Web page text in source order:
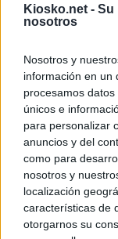
Kiosko.net - Su
nosotros
Nosotros y
información en un
procesamos
únicos e
para personalizar
anuncios y del
como para
nosotros y
localización
características de
otorgarnos su